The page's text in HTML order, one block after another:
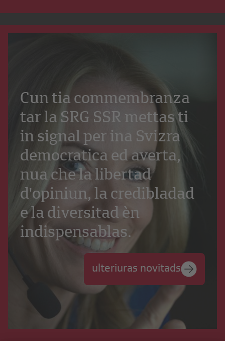
Cun tia commembranza
tar la SRG SSR mettas ti
in signal per ina Svizra
democratica ed averta,
nua che la libertad
d'opiniun, la credibladad
e la diversitad èn
indispensablas.
ulteriuras novitads